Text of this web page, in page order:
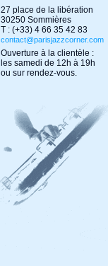
27 place de la libération
30250 Sommières
T : (+33) 4 66 35 42 83
contact@parisjazzcorner.com
Ouverture à la clientèle :
les samedi de 12h à 19h
ou sur rendez-vous.